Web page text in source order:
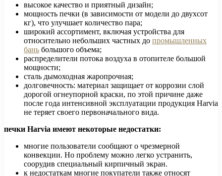
высокое качество и приятный дизайн;
мощность печки (в зависимости от модели до двухсот
кг), что улучшает количество пара;
широкий ассортимент, включая устройства для
относительно небольших частных до промышленных
бань большого объема;
распределители потока воздуха в отопителе большой
мощности;
сталь дымоходная жаропрочная;
долговечность: материал защищает от коррозии слой
дорогой огнеупорной краски, по этой причине даже
после года интенсивной эксплуатации продукция Harvia
не теряет своего первоначального вида.
печки Harvia имеют некоторые недостатки:
многие пользователи сообщают о чрезмерной
конвекции. Но проблему можно легко устранить,
соорудив специальный кирпичный экран.
к недостаткам многие покупатели также относят